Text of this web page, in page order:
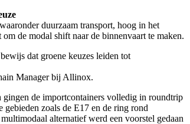
duurzaam transport, hoog in het
de modal shift naar de binnenvaart te maken.
dat groene keuzes leiden tot
Manager bij Allinox.
de importcontainers volledig in roundtrip
zoals de E17 en de ring rond
alternatief werd een voorstel gedaan